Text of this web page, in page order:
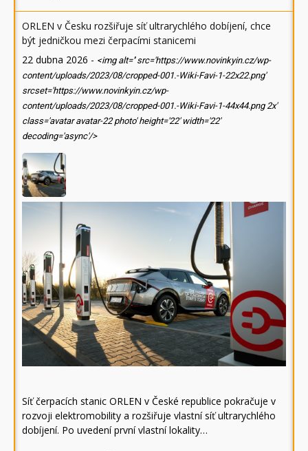
ORLEN v Česku rozšiřuje síť ultrarychlého dobíjení, chce
být jedničkou mezi čerpacími stanicemi
22 dubna 2026 - <img alt='' src='https://www.novinkyin.cz/wp-
content/uploads/2023/08/cropped-001.-Wiki-Favi-1-22x22.png'
srcset='https://www.novinkyin.cz/wp-
content/uploads/2023/08/cropped-001.-Wiki-Favi-1-44x44.png 2x'
class='avatar avatar-22 photo' height='22' width='22'
decoding='async'/>
Síť čerpacích stanic ORLEN v České republice pokračuje v
rozvoji elektromobility a rozšiřuje vlastní síť ultrarychlého
dobíjení. Po uvedení první vlastní lokality…